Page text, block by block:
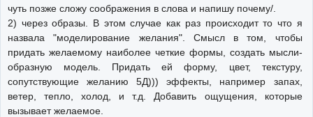
чуть позже сложу соображения в слова и напишу почему/.
2) через образы. В этом случае как раз происходит то что я
назвала "моделирование желания". Смысл в том, чтобы
придать желаемому наиболее четкие формы, создать мысли-
образную модель. Придать ей форму, цвет, текстуру,
сопутствующие желанию 5Д))) эффекты, например запах,
ветер, тепло, холод, и т.д. Добавить ощущения, которые
вызывает желаемое.